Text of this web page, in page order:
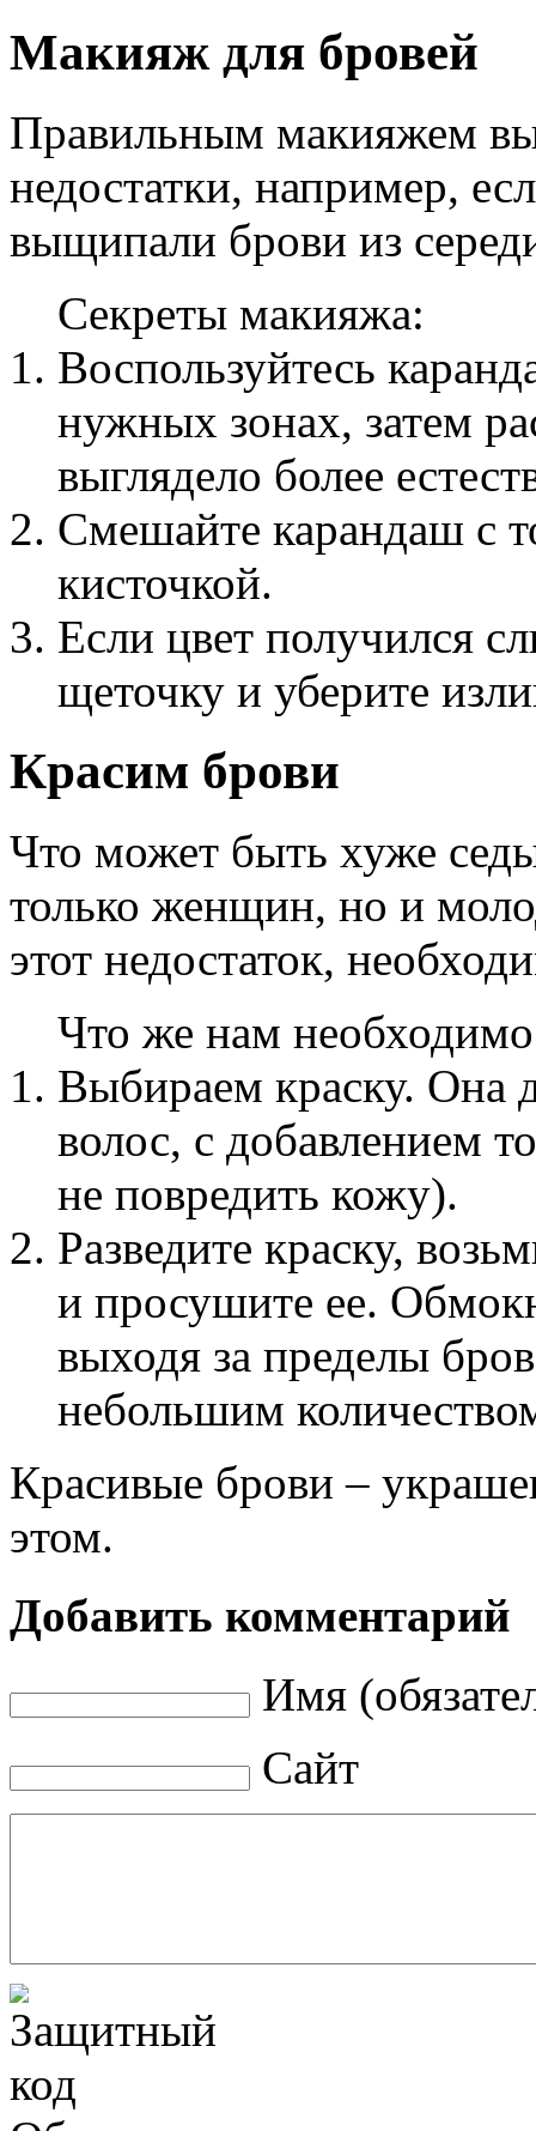
Макияж для бровей
Правильным макияжем вы
недостатки, например,
выщипали брови из
Секреты макияжа:
Воспользуйтесь
нужных зонах, затем
выглядело более
Смешайте карандаш с
кисточкой.
Если цвет получился
щеточку и уберите
Красим брови
Что может быть хуже
только женщин, но и
этот недостаток,
Что же нам
Выбираем краску. Она
волос, с добавлением
не повредить кожу).
Разведите краску,
и просушите ее.
выходя за пределы
небольшим
Красивые брови –
этом.
Добавить комментарий
Имя
Сайт